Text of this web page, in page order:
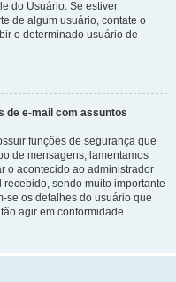
do Usuário. Se estiver
de algum usuário, contate o
o determinado usuário de
de e-mail com assuntos
funções de segurança que
de mensagens, lamentamos
o acontecido ao administrador
sendo muito importante
se os detalhes do usuário que
agir em conformidade.